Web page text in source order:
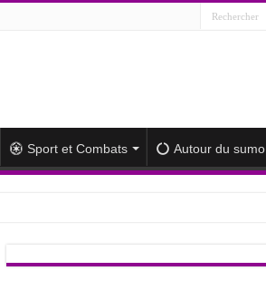
Sport et Combats Autour du sumo